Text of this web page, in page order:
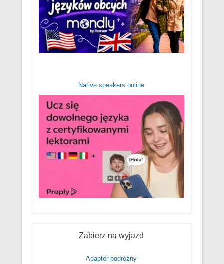
Native speakers online
Zabierz na wyjazd
Adapter podróżny